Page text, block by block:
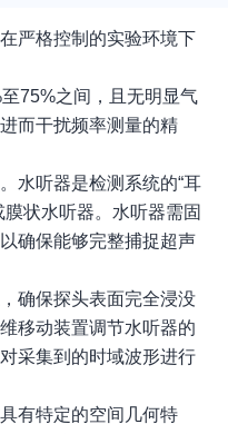
严格控制的实验环境下
75%之间，且无明显气
而干扰频率测量的精
水听器是检测系统的“耳
状水听器。水听器需固
确保能够完整捕捉超声
确保探头表面完全浸没
移动装置调节水听器的
采集到的时域波形进行
有特定的空间几何特